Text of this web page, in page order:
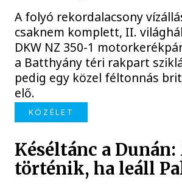
A folyó rekordalacsony
csaknem komplett, II.
DKW NZ 350-1
a Batthyány téri rakpart
pedig egy közel féltonnás
elő.
KÖZÉLET
Késéltánc a
történik, ha leáll